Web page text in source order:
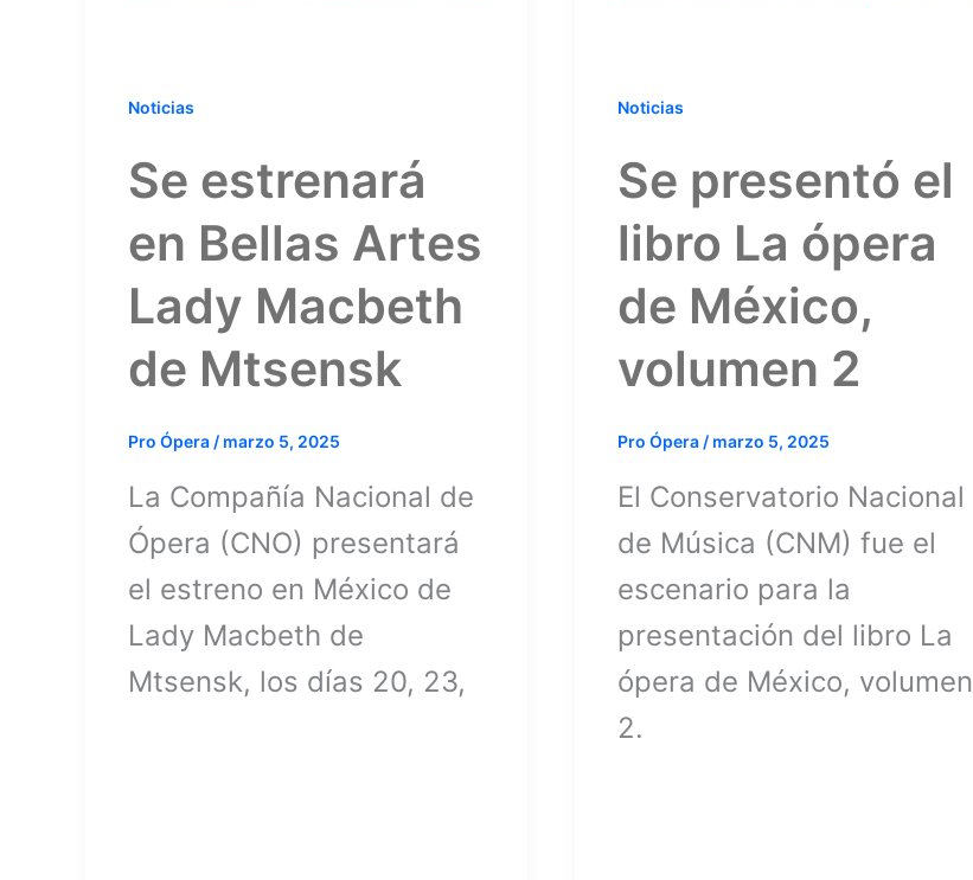
Noticias
Se estrenará
en Bellas Artes
Lady Macbeth
de Mtsensk
Pro Ópera / marzo 5, 2025
La Compañía Nacional de
Ópera (CNO) presentará
el estreno en México de
Lady Macbeth de
Mtsensk, los días 20, 23,
Noticias
Se presentó el
libro La ópera
de México,
volumen 2
Pro Ópera / marzo 5, 2025
El Conservatorio Nacional
de Música (CNM) fue el
escenario para la
presentación del libro La
ópera de México, volumen
2.